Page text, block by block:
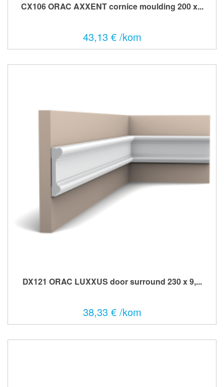
CX106 ORAC AXXENT cornice moulding 200 x...
43,13 € /kom
DX121 ORAC LUXXUS door surround 230 x 9,...
38,33 € /kom